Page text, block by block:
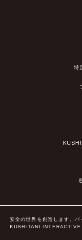
特
安全の世界を創造します。バ
KUSHITANI